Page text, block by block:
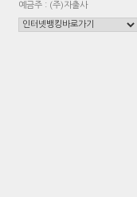
예금주 : (주)자출사